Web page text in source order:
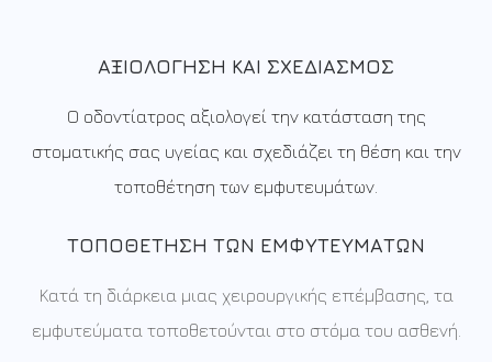
ΑΞΙΟΛΌΓΗΣΗ ΚΑΙ ΣΧΕΔΙΑΣΜΌΣ
Ο οδοντίατρος αξιολογεί την κατάσταση της
στοματικής σας υγείας και σχεδιάζει τη θέση και την
τοποθέτηση των εμφυτευμάτων.
ΤΟΠΟΘΈΤΗΣΗ ΤΩΝ ΕΜΦΥΤΕΥΜΆΤΩΝ
Κατά τη διάρκεια μιας χειρουργικής επέμβασης, τα
εμφυτεύματα τοποθετούνται στο στόμα του ασθενή.